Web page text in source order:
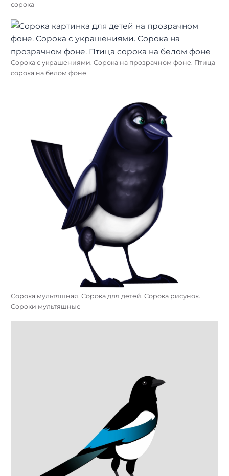
сорока
Сорока с украшениями. Сорока на прозрачном фоне. Птица
сорока на белом фоне
Сорока мультяшная. Сорока для детей. Сорока рисунок.
Сороки мультяшные